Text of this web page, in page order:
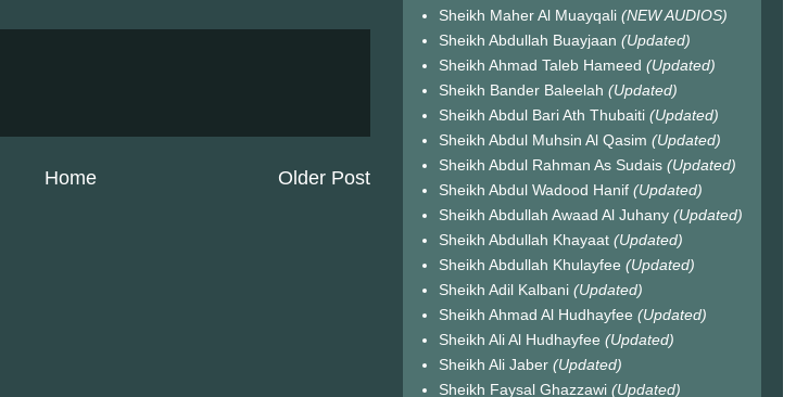
Older Post
Home
Sheikh Maher Al Muayqali (NEW AUDIOS)
Sheikh Abdullah Buayjaan (Updated)
Sheikh Ahmad Taleb Hameed (Updated)
Sheikh Bander Baleelah (Updated)
Sheikh Abdul Bari Ath Thubaiti (Updated)
Sheikh Abdul Muhsin Al Qasim (Updated)
Sheikh Abdul Rahman As Sudais (Updated)
Sheikh Abdul Wadood Hanif (Updated)
Sheikh Abdullah Awaad Al Juhany (Updated)
Sheikh Abdullah Khayaat (Updated)
Sheikh Abdullah Khulayfee (Updated)
Sheikh Adil Kalbani (Updated)
Sheikh Ahmad Al Hudhayfee (Updated)
Sheikh Ali Al Hudhayfee (Updated)
Sheikh Ali Jaber (Updated)
Sheikh Faysal Ghazzawi (Updated)